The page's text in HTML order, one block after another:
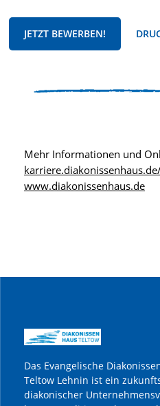
JETZT BEWERBEN!
Mehr Informationen und
www.diakonissenhaus.de
Das Evangelische
Teltow Lehnin ist ein
diakonischer